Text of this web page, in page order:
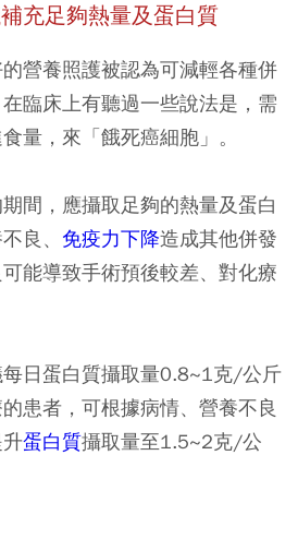
充足夠熱量及蛋白質
營養照護被認為可減輕各種併
臨床上有聽過一些說法是，需
量，來「餓死癌細胞」。
間，應攝取足夠的熱量及蛋白
良、 免疫力下降造成其他併發
能導致手術預後較差、對化療
日蛋白質攝取量0.8~1克/公斤
患者，可根據病情、營養不良
蛋白質攝取量至1.5~2克/公